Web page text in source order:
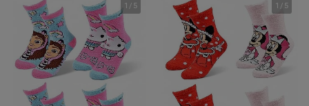
1 / 5 1 / 5